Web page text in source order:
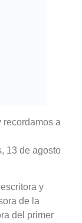
recordamos a
13 de agosto
y
de la
del primer